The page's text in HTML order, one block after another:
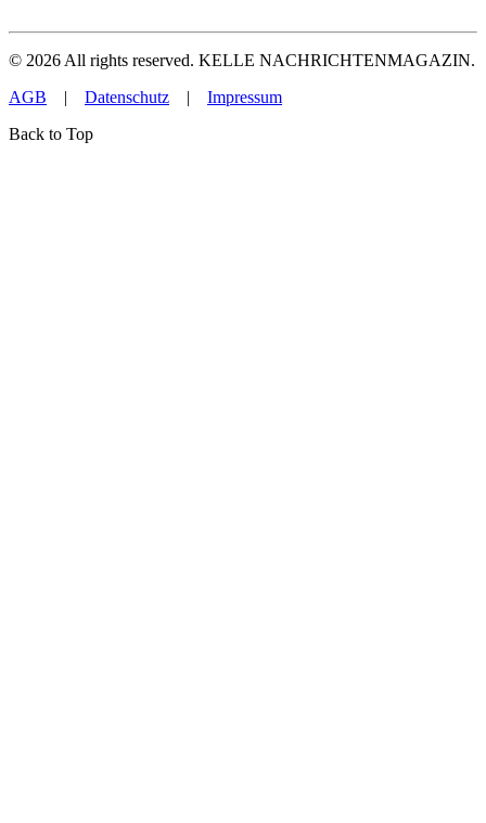
© 2026 All rights reserved. KELLE NACHRICHTENMAGAZIN.
AGB | Datenschutz | Impressum
Back to Top